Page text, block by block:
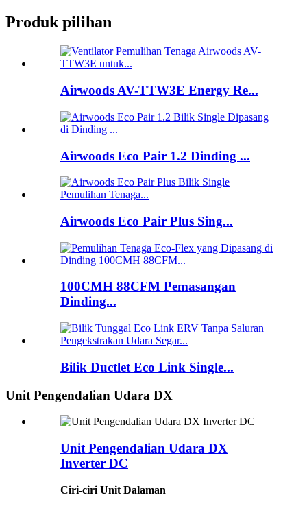
Produk pilihan
Airwoods AV-TTW3E Energy Re...
Airwoods Eco Pair 1.2 Dinding ...
Airwoods Eco Pair Plus Sing...
100CMH 88CFM Pemasangan
Dinding...
Bilik Ductlet Eco Link Single...
Unit Pengendalian Udara DX
Unit Pengendalian Udara DX
Inverter DC
Ciri-ciri Unit Dalaman